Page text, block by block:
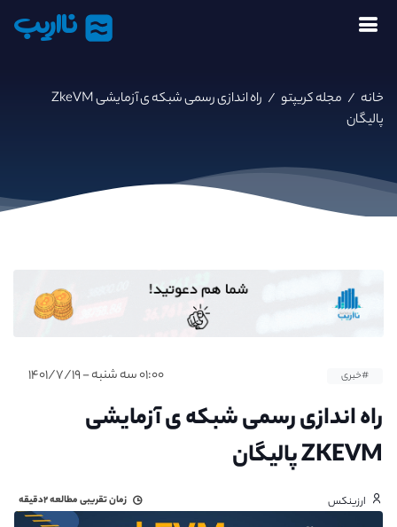
نااریب
خانه / مجله کریپتو /
راه اندازی رسمی شبکه ی آزمایشی ZkeVM
پالیگان
#خبری ۰۱:۰۰ سه شنبه - ۱۴۰۱/۷/۱۹
راه اندازی رسمی شبکه ی آزمایشی
ZKEVM پالیگان
ارزینکس زمان تقریبی مطالعه۲دقیقه